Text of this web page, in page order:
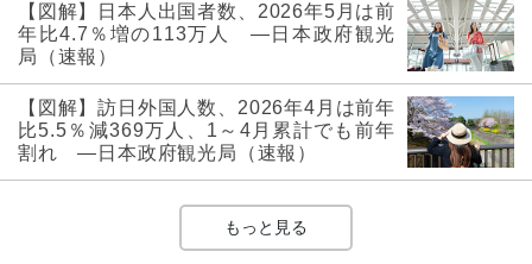
【図解】日本人出国者数、2026年5月は前
年比4.7％増の113万人 ―日本政府観光
局（速報）
【図解】訪日外国人数、2026年4月は前年
比5.5％減369万人、1～4月累計でも前年
割れ ―日本政府観光局（速報）
もっと見る